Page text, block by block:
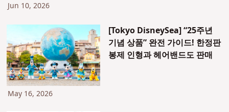
흥분을 경험해 보세요!
Jun 10, 2026
[Tokyo DisneySea] “25주년
기념 상품” 완전 가이드! 한정판
봉제 인형과 헤어밴드도 판매
May 16, 2026